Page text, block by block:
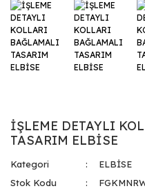
İŞLEME DETAYLI
TASARIM ELBİSE
Kategori
ELBİSE
Stok Kodu